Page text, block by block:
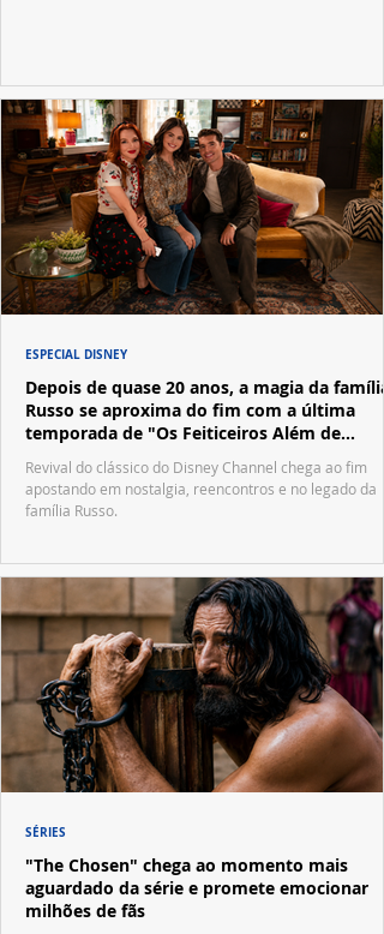
Depois de quase 20 anos, a magia da família
Russo se aproxima do fim com a última
temporada de "Os Feiticeiros Além de
Waverly Place"
Revival do clássico do Disney Channel chega ao fim
apostando em nostalgia, reencontros e no legado da
família Russo.
ESPECIAL DISNEY
"The Chosen" chega ao momento mais
aguardado da série e promete emocionar
milhões de fãs
SÉRIES